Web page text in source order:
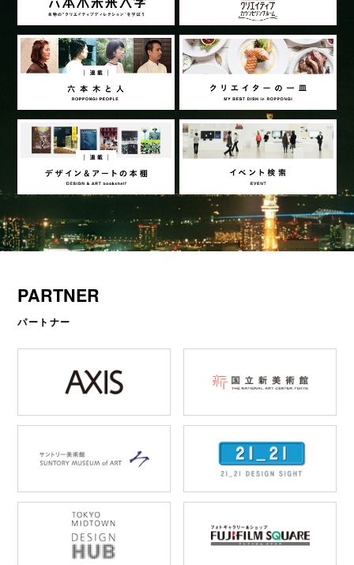
PARTNER
パートナー